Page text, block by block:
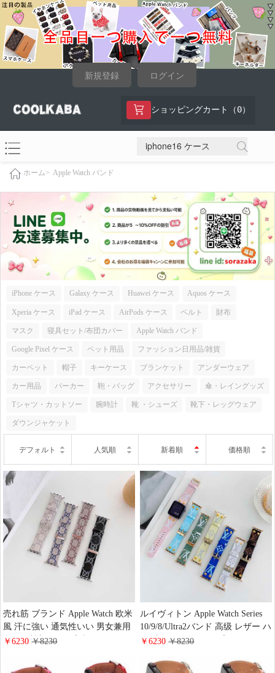
新規登録 ログイン
ショッピングカート（ 0）
ホーム> Apple Watch バンド
iPhone ケース Galaxy ケース Huawei ケース Aquos ケース
Xperia ケース iPad ケース AirPods ケース ベルト 財布
マスク 寝具セット/布団カバー Apple Watch バンド
Google Pixel ケース ペット用品 ファッション日用品/雑貨
カーペット 帽子 キーケース ブランケット アンダーウェア
カー用品 パーカー 鞄・バッグ アクセサリー 傘・レイングッズ
Tシャツ・カットソー 腕時計 靴 ・シューズ 靴下・レッグウェア
ダウンジャケット
デフォルト 人気順 新着順 価格順
売れ筋 ブランド Apple Watch 欧米
風 汗に強い 通気性いい 男女兼用
Gucci 時計ベルト 適当な厚さ 人工
トウォッチバンド 綺麗 防水 穴留
￥6230￥8230
ルイヴィトン Apple Watch Series
10/9/8/Ultra2バンド 高级 レザー ハ
イブランド LV アップルウォッチ
兼用 ヴィトン スポーツバンド 大
￥6230￥8230